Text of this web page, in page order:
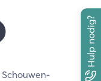
Hulp nodig?
Schouwen-